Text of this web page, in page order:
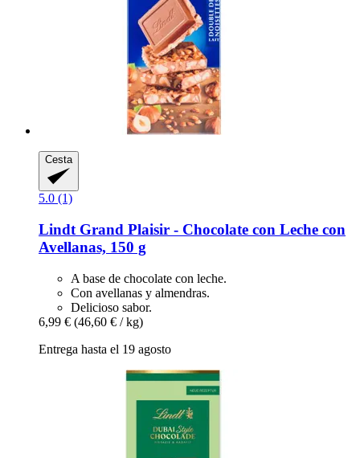
Cesta
5.0 (1)
Lindt Grand Plaisir -​ Chocolate con Leche con
Avellanas, 150 g
A base de chocolate con leche.
Con avellanas y almendras.
Delicioso sabor.
6,99 € (46,60 € / kg)
Entrega hasta el 19 agosto